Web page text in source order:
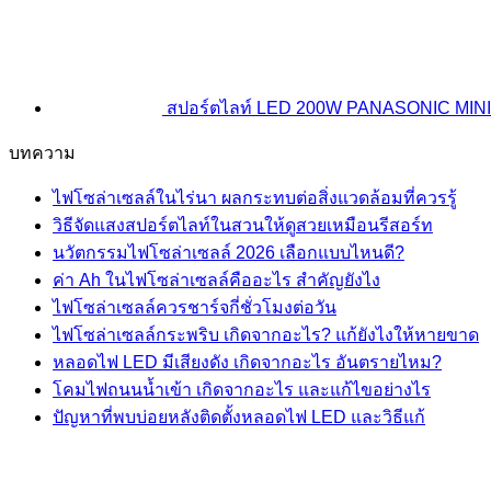
สปอร์ตไลท์ LED 200W PANASONIC
บทความ
ไฟโซล่าเซลล์ในไร่นา ผลกระทบต่อสิ่งแวดล้อมที่ควรรู้
วิธีจัดแสงสปอร์ตไลท์ในสวนให้ดูสวยเหมือนรีสอร์ท
นวัตกรรมไฟโซล่าเซลล์ 2026 เลือกแบบไหนดี?
ค่า Ah ในไฟโซล่าเซลล์คืออะไร สำคัญยังไง
ไฟโซล่าเซลล์ควรชาร์จกี่ชั่วโมงต่อวัน
ไฟโซล่าเซลล์กระพริบ เกิดจากอะไร? แก้ยังไงให้หายขาด
หลอดไฟ LED มีเสียงดัง เกิดจากอะไร อันตรายไหม?
โคมไฟถนนน้ำเข้า เกิดจากอะไร และแก้ไขอย่างไร
ปัญหาที่พบบ่อยหลังติดตั้งหลอดไฟ LED และวิธีแก้